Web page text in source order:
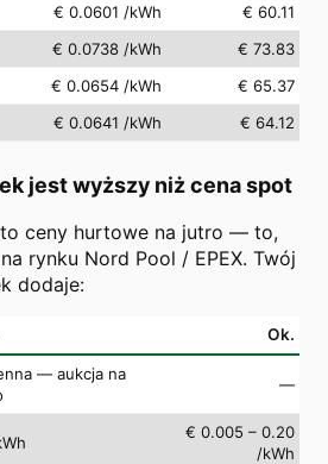
€ 0.0601 /kWh
€ 60.11
€ 0.0738 /kWh
€ 73.83
€ 0.0654 /kWh
€ 65.37
€ 0.0641 /kWh € 64.12
jest wyższy niż cena spot
ceny hurtowe na jutro — to,
rynku Nord Pool / EPEX. Twój
dodaje:
Ok.
— aukcja na
—
€ 0.005 – 0.20
/kWh